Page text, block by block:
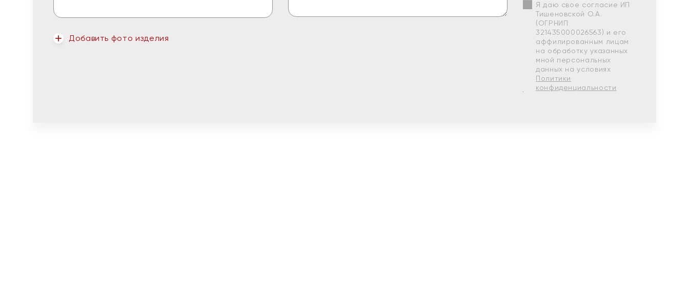
Добавить фото изделия
Я даю свое согласие ИП
Тишеновской О.А.
(ОГРНИП
321435000026563) и его
аффилированным лицам
на обработку указанных
мной персональных
данных на условиях
Политики
конфиденциальности